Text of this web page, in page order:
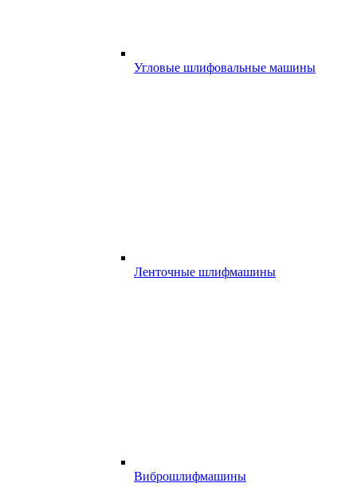
Угловые шлифовальные машины
Ленточные шлифмашины
Виброшлифмашины